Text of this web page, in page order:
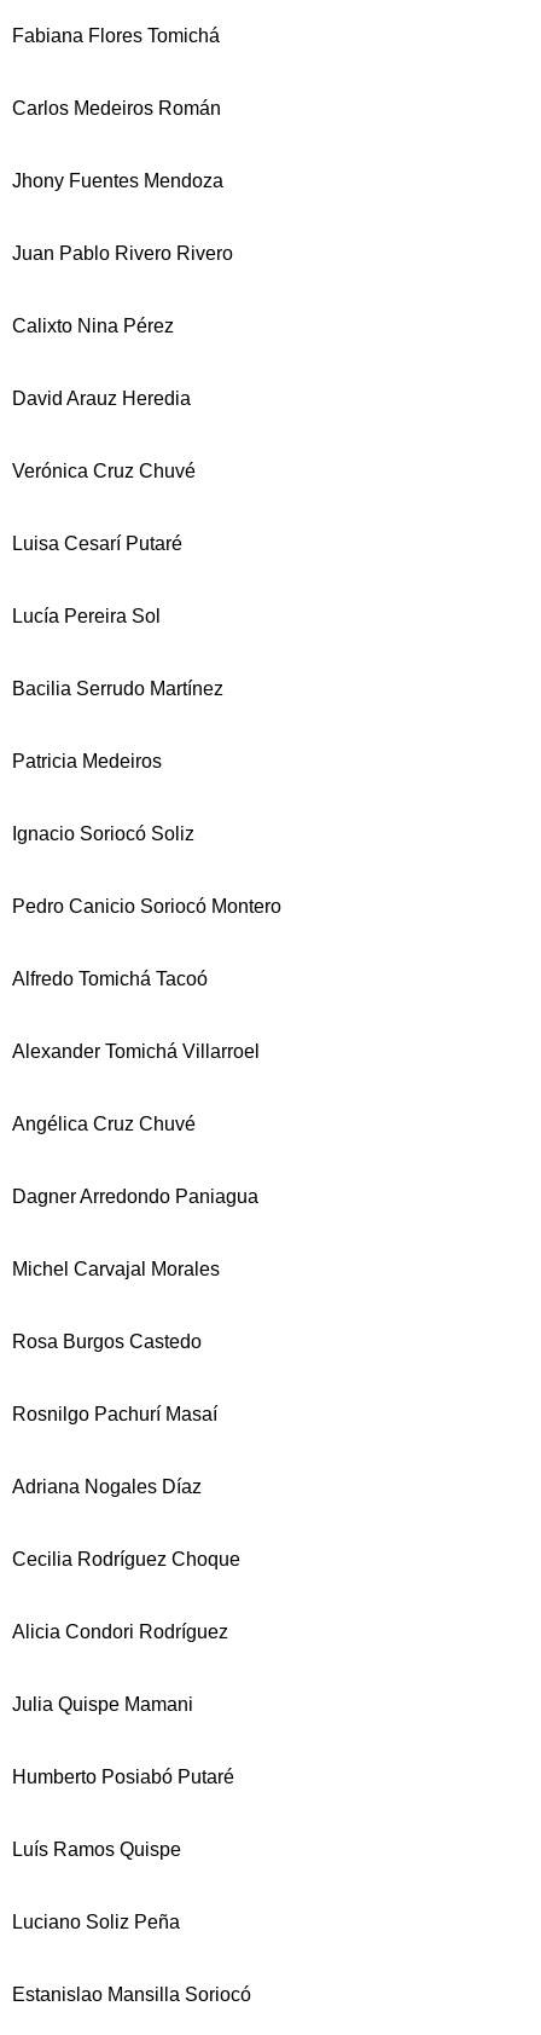
Fabiana Flores Tomichá
Carlos Medeiros Román
Jhony Fuentes Mendoza
Juan Pablo Rivero Rivero
Calixto Nina Pérez
David Arauz Heredia
Verónica Cruz Chuvé
Luisa Cesarí Putaré
Lucía Pereira Sol
Bacilia Serrudo Martínez
Patricia Medeiros
Ignacio Soriocó Soliz
Pedro Canicio Soriocó Montero
Alfredo Tomichá Tacoó
Alexander Tomichá Villarroel
Angélica Cruz Chuvé
Dagner Arredondo Paniagua
Michel Carvajal Morales
Rosa Burgos Castedo
Rosnilgo Pachurí Masaí
Adriana Nogales Díaz
Cecilia Rodríguez Choque
Alicia Condori Rodríguez
Julia Quispe Mamani
Humberto Posiabó Putaré
Luís Ramos Quispe
Luciano Soliz Peña
Estanislao Mansilla Soriocó